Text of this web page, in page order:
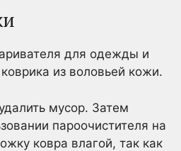
для одежды и
из воловьей кожи.
мусор. Затем
пароочистителя на
ковра влагой, так как